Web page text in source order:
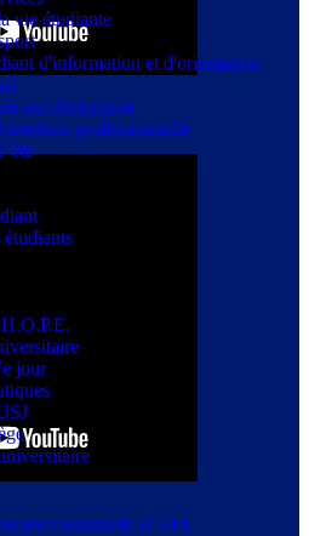
vie étudiante
d'information et d'orientation
psychologique
professionnelle
jour
professionnelle [CFP]